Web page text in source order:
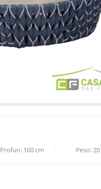
Profun: 160cm Peso:20